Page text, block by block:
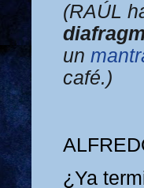
(RAÚL
un
café.)
¿Ya